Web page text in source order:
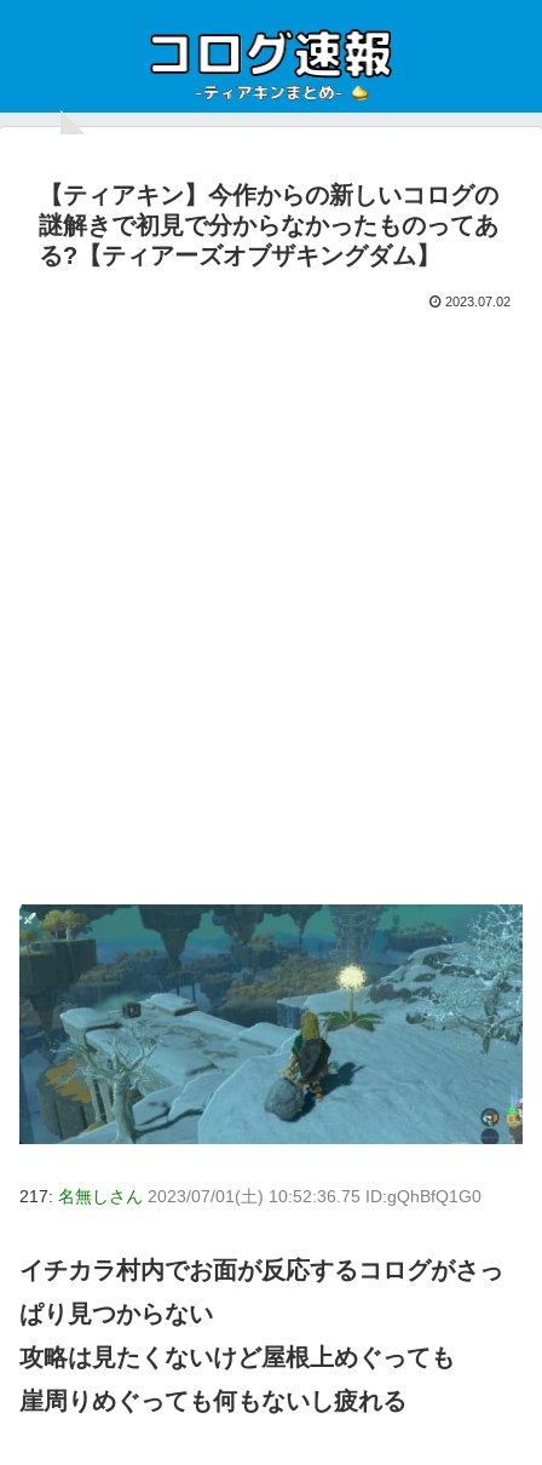
【ティアキン】今作からの新しいコログの
謎解きで初見で分からなかったものってあ
る?【ティアーズオブザキングダム】
2023.07.02
217: 名無しさん 2023/07/01(土) 10:52:36.75 ID:gQhBfQ1G0
イチカラ村内でお面が反応するコログがさっ
ぱり見つからない
攻略は見たくないけど屋根上めぐっても
崖周りめぐっても何もないし疲れる